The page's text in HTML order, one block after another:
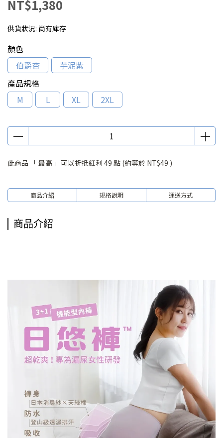
NT$1,380
供貨狀況: 尚有庫存
顏色
伯爵杏
芋泥紫
產品規格
M
L XL 2XL
此商品 「 最高 」可以折抵紅利 49 點 (約等於 NT$49 )
商品介紹 規格說明 運送方式
商品介紹